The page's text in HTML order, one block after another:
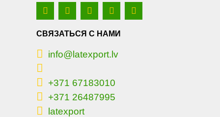
СВЯЗАТЬСЯ С НАМИ
info@latexport.lv
+371 67183010
+371 26487995
latexport